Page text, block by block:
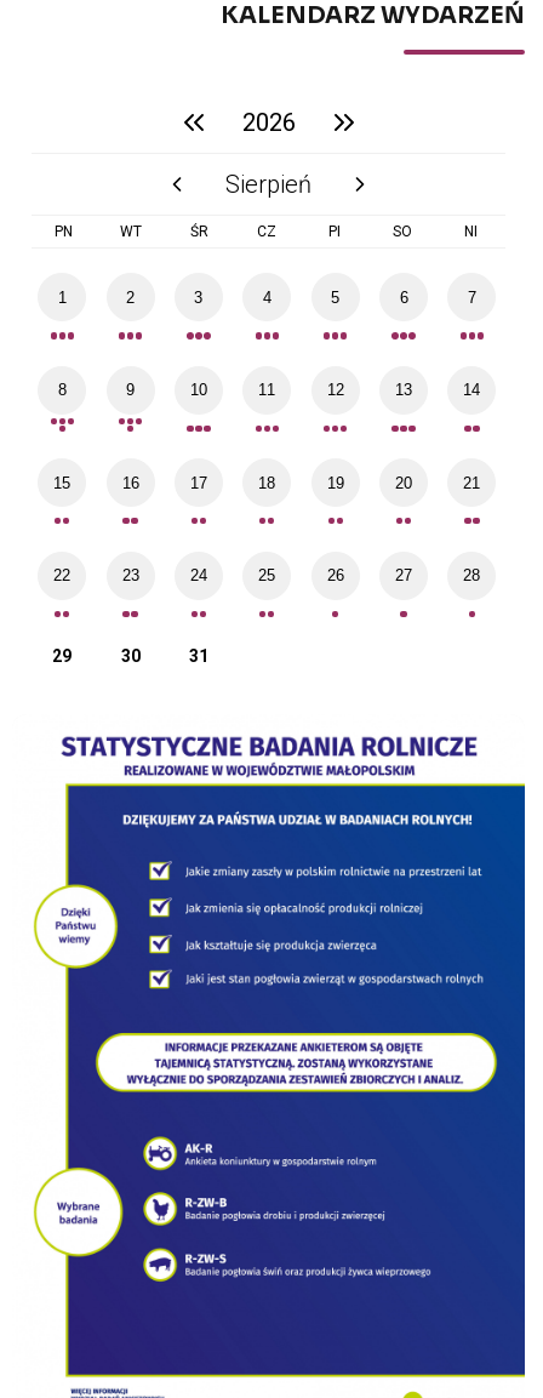
KALENDARZ WYDARZEŃ
poprzedni rok
2026 następny rok
poprzedni miesiąc
Sierpień następny miesiąc
PN WT ŚR CZ PI SO NI
1 2 3 4 5 6 7
8 9 10 11 12 13 14
15 16 17 18 19 20 21
22 23 24 25 26 27 28
29 30 31